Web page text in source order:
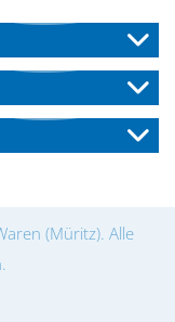
(Müritz). Alle